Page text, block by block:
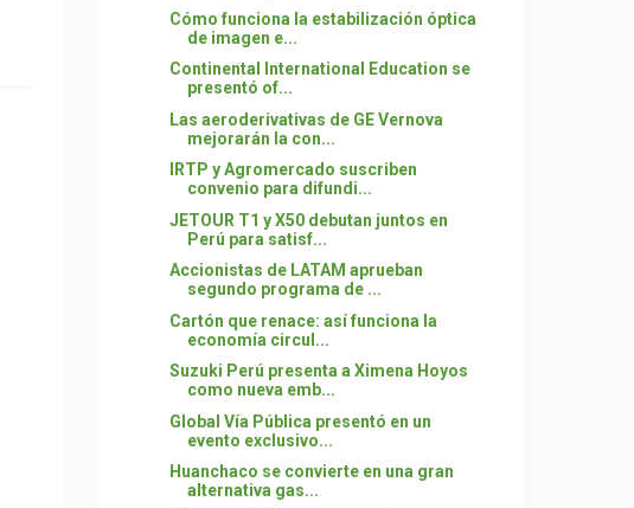
Cómo funciona la estabilización óptica
de imagen e...
Continental International Education se
presentó of...
Las aeroderivativas de GE Vernova
mejorarán la con...
IRTP y Agromercado suscriben
convenio para difundi...
JETOUR T1 y X50 debutan juntos en
Perú para satisf...
Accionistas de LATAM aprueban
segundo programa de ...
Cartón que renace: así funciona la
economía circul...
Suzuki Perú presenta a Ximena Hoyos
como nueva emb...
Global Vía Pública presentó en un
evento exclusivo...
Huanchaco se convierte en una gran
alternativa gas...